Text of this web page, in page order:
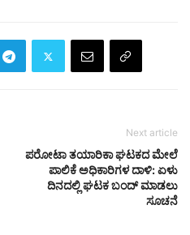
Next article
ಪರೋಟಾ ತಯಾರಿಕಾ ಘಟಕದ ಮೇಲೆ
ಪಾಲಿಕೆ ಅಧಿಕಾರಿಗಳ ದಾಳಿ: ಏಳು
ದಿನದಲ್ಲಿ ಘಟಕ ಬಂದ್ ಮಾಡಲು
ಸೂಚನೆ